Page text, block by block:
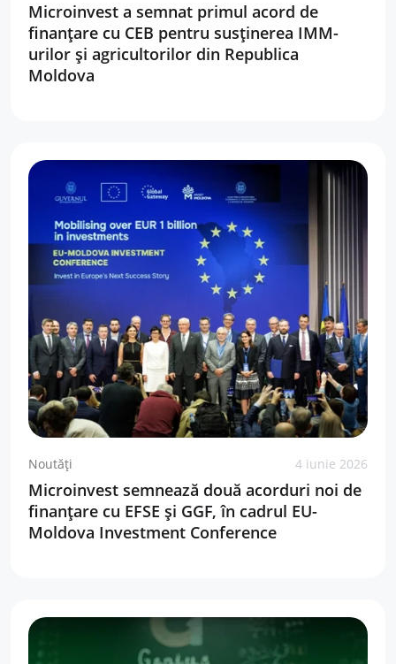
Microinvest a semnat primul acord de
finanțare cu CEB pentru susținerea IMM-
urilor și agricultorilor din Republica
Moldova
Noutăți 4 iunie 2026
Microinvest semnează două acorduri noi de
finanțare cu EFSE și GGF, în cadrul EU-
Moldova Investment Conference